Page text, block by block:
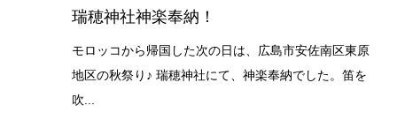
瑞穂神社神楽奉納！
モロッコから帰国した次の日は、広島市安佐南区東原
地区の秋祭り♪ 瑞穂神社にて、神楽奉納でした。笛を
吹...